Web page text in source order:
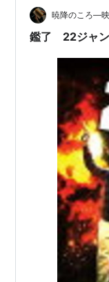
揮、声の出演
ヘイル、シーザ
LEGO(R) ムー
22ジャンプス
ディス・イズ
の最凶最期の日
ウルフ・オブ
21ジャンプス
製作総指揮
エイリアン バ
ジャンゴ 繋が
ピンチ・シッ
マネーボール（
暁降のころ―
鑑了 22ジャン